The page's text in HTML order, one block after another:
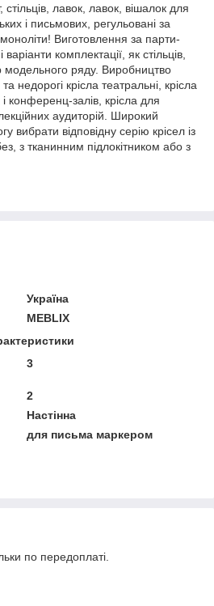
лавок, лавок, вішалок для
і письмових, регульовані за
Виготовлення за парти-
комплектації, як стільців,
модельного ряду. Виробництво
недорогі крісла театральні, крісла
і конференц-залів, крісла для
аудиторій. Широкий
вибрати відповідну серію крісел із
з тканинним підлокітником або з
Україна
MEBLIX
3
2
Настінна
для письма маркером
по передоплаті.